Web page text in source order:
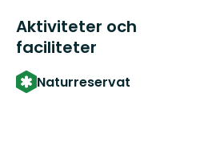
Aktiviteter och
faciliteter
Naturreservat